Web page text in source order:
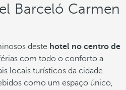
Barceló Carmen
deste hotel no centro de
com todo o conforto a
locais turísticos da cidade.
como um espaço único,